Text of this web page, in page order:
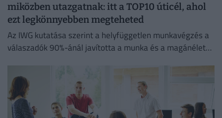
miközben utazgatnak: itt a TOP10 úticél, ahol
ezt legkönnyebben megteheted
Az IWG kutatása szerint a helyfüggetlen munkavégzés a
válaszadók 90%-ánál javította a munka és a magánélet